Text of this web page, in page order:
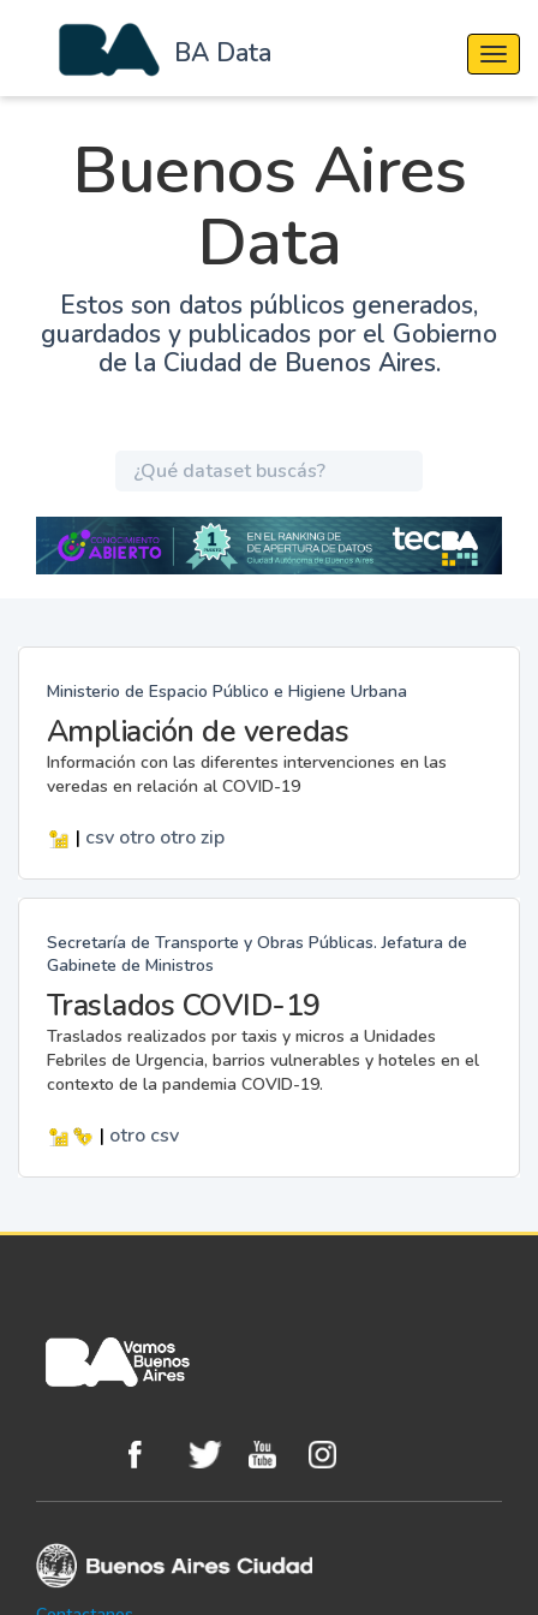
BA Data
Buenos Aires
Data
Estos son datos públicos generados,
guardados y publicados por el Gobierno
de la Ciudad de Buenos Aires.
Ministerio de Espacio Público e Higiene Urbana
Ampliación de veredas
Información con las diferentes intervenciones en las
veredas en relación al COVID-19
| csv otro otro zip
Secretaría de Transporte y Obras Públicas. Jefatura de
Gabinete de Ministros
Traslados COVID-19
Traslados realizados por taxis y micros a Unidades
Febriles de Urgencia, barrios vulnerables y hoteles en el
contexto de la pandemia COVID-19.
| otro csv